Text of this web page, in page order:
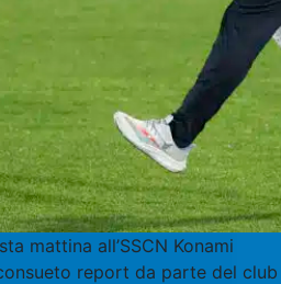
mattina all’SSCN Konami
report da parte del club